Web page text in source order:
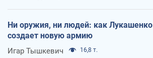
Ни оружия, ни людей: как Лукашенко
создает новую армию
Игар Тышкевич 16,8 т.